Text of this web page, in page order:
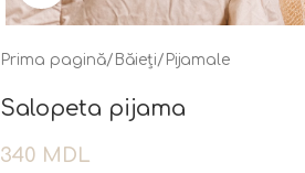
Prima pagină/ Băieți/ Pijamale
Salopeta pijama
340 MDL